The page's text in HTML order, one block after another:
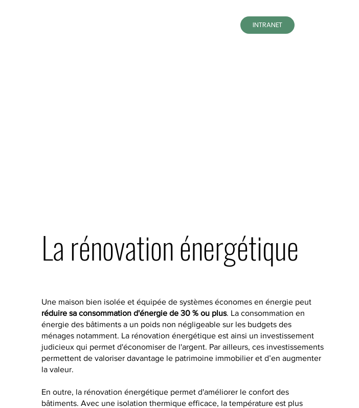
INTRANET
Une maison bien isolée et équipée de systèmes économes en énergie peut
réduire sa consommation d'énergie de 30 % ou plus. La consommation en
énergie des bâtiments a un poids non négligeable sur les budgets des
ménages notamment. La rénovation énergétique est ainsi un investissement
judicieux qui permet d'économiser de l'argent. Par ailleurs, ces investissements
permettent de valoriser davantage le patrimoine immobilier et d’en augmenter
la valeur.
En outre, la rénovation énergétique permet d'améliorer le confort des
bâtiments. Avec une isolation thermique efficace, la température est plus
La rénovation énergétique